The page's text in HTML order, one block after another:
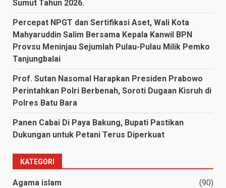
Sumut Tahun 2026.
Percepat NPGT dan Sertifikasi Aset, Wali Kota
Mahyaruddin Salim Bersama Kepala Kanwil BPN
Provsu Meninjau Sejumlah Pulau-Pulau Milik Pemko
Tanjungbalai
Prof. Sutan Nasomal Harapkan Presiden Prabowo
Perintahkan Polri Berbenah, Soroti Dugaan Kisruh di
Polres Batu Bara
Panen Cabai Di Paya Bakung, Bupati Pastikan
Dukungan untuk Petani Terus Diperkuat
KATEGORI
Agama islam (90)